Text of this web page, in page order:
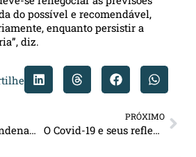
do possível e recomendável,
enquanto persistir a
diz.
Condomínio é condenado por rescisão antecipada de contrato de vigilância
PRÓXIMO
O Covid-19 e seus reflexos legais no Brasil